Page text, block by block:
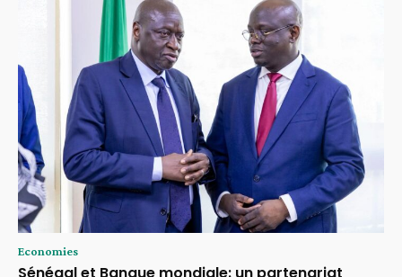
Economies
Sénégal et Banque mondiale: un partenariat